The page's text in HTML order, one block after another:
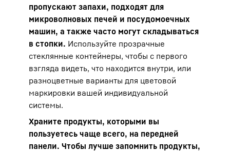
пропускают запахи, подходят для
микроволновых печей и посудомоечных
машин, а также часто могут складываться
в стопки. Используйте прозрачные
стеклянные контейнеры, чтобы с первого
взгляда видеть, что находится внутри, или
разноцветные варианты для цветовой
маркировки вашей индивидуальной
системы.
Храните продукты, которыми вы
пользуетесь чаще всего, на передней
панели. Чтобы лучше запомнить продукты,